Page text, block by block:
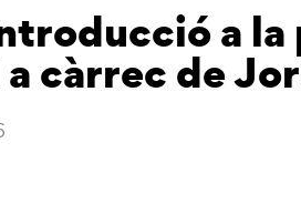
a
càrrec de